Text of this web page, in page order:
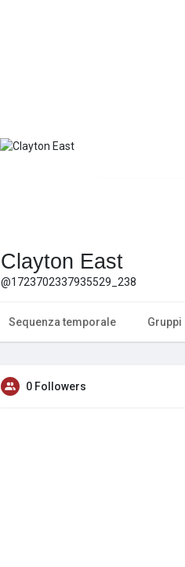
Clayton East
@1723702337935529_238
Sequenza temporale Gruppi
0 Followers